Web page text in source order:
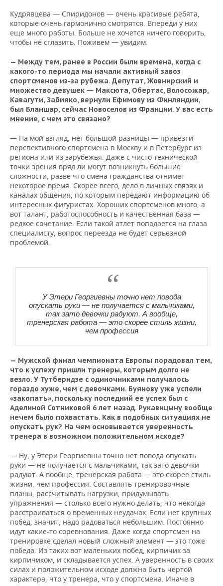
Кудрявцева — Спиридонов — очень красивые ребята,
которые очень гармонично смотрятся. Впереди у них
еще много работы. Больше не хочется ничего говорить,
чтобы не сглазить. Поживем — увидим.
— Между тем, ранее в России были времена, когда с
какого-то периода мы начали активный завоз
спортсменов из-за рубежа. Депутат, Жовнирский и
множество девушек — Максюта, Обертас, Волосожар,
Кавагути, Забияко, вернули Ефимову из Финляндии,
был Бланшар, сейчас Новоселов из Франции. У вас есть
мнение, с чем это связано?
— На мой взгляд, нет большой разницы — привезти
перспективного спортсмена в Москву и в Петербург из
региона или из зарубежья. Даже с чисто технической
точки зрения вряд ли могут возникнуть большие
сложности, разве что смена гражданства отнимет
некоторое время. Скорее всего, дело в личных связях и
каналах общения, по которым передают информацию об
интересных фигуристах. Хороших спортсменов много, а
вот талант, работоспособность и качественная база —
редкое сочетание. Если такой атлет попадается на глаза
специалисту, вопрос переезда не будет серьезной
проблемой.
У Этери Георгиевны точно нет повода
опускать руки — не получается с мальчиками,
так зато девочки радуют. А вообще,
тренерская работа — это скорее стиль жизни,
чем профессия
— Мужской финал чемпионата Европы порадовал тем,
что к успеху пришли тренеры, которым долго не
везло. У Тутберидзе с одиночниками получалось
гораздо хуже, чем с девочками. Буянову уже успели
«закопать», поскольку последний ее успех был с
Аделиной Сотниковой 6 лет назад. Рукавицыну вообще
нечем было похвастать. Как в подобных ситуациях не
опускать рук? На чем основывается уверенность
тренера в возможном положительном исходе?
— Ну, у Этери Георгиевны точно нет повода опускать
руки — не получается с мальчиками, так зато девочки
радуют. А вообще, тренерская работа — это скорее стиль
жизни, чем профессия. Составлять тренировочные
планы, рассчитывать нагрузки, придумывать
упражнения — столько всего нужно делать, что некогда
расстраиваться о временных неудачах. Если нет крупных
побед, значит, надо радоваться небольшим. Постоянно
идут какие-то соревнования. Даже когда спортсмен на
тренировке сделал новый сложный элемент — это тоже
победа. Из таких вот маленьких побед, кирпичик за
кирпичиком, и складывается успех. А уверенность в своих
силах и положительном исходе должна быть чертой
характера, что у тренера, что у спортсмена. Иначе в